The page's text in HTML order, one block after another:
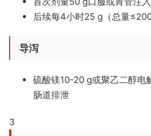
后续每4小时25 g（总量≤200
导泻
硫酸镁10-20 g或聚乙二醇电
肠道排泄
3